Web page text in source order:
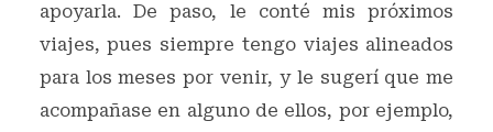
apoyarla. De paso, le conté mis próximos
viajes, pues siempre tengo viajes alineados
para los meses por venir, y le sugerí que me
acompañase en alguno de ellos, por ejemplo,